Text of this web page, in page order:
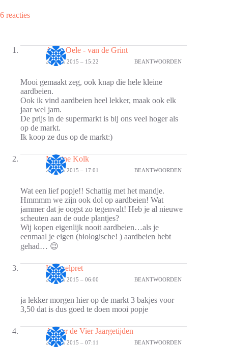
6 reacties
Anita Oele - van de Grint
20 JULI 2015 – 15:22 BEANTWOORDEN
Mooi gemaakt zeg, ook knap die hele kleine
aardbeien.
Ook ik vind aardbeien heel lekker, maak ook elk
jaar wel jam.
De prijs in de supermarkt is bij ons veel hoger als
op de markt.
Ik koop ze dus op de markt:)
Martine Kolk
20 JULI 2015 – 17:01 BEANTWOORDEN
Wat een lief popje!! Schattig met het mandje.
Hmmmm we zijn ook dol op aardbeien! Wat
jammer dat je oogst zo tegenvalt! Heb je al nieuwe
scheuten aan de oude plantjes?
Wij kopen eigenlijk nooit aardbeien…als je
eenmaal je eigen (biologische! ) aardbeien hebt
gehad… 😉
Knutselpret
21 JULI 2015 – 06:00 BEANTWOORDEN
ja lekker morgen hier op de markt 3 bakjes voor
3,50 dat is dus goed te doen mooi popje
Atelier de Vier Jaargetijden
21 JULI 2015 – 07:11 BEANTWOORDEN